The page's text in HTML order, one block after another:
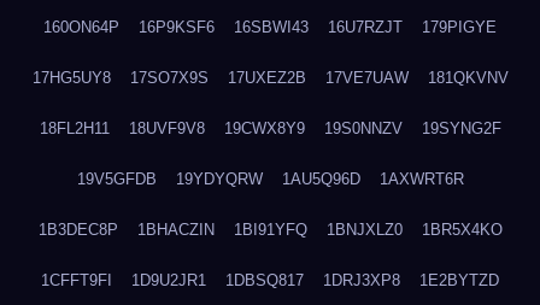
160ON64P 16P9KSF6 16SBWI43 16U7RZJT 179PIGYE
17HG5UY8 17SO7X9S 17UXEZ2B 17VE7UAW 181QKVNV
18FL2H11 18UVF9V8 19CWX8Y9 19S0NNZV 19SYNG2F
19V5GFDB 19YDYQRW 1AU5Q96D 1AXWRT6R
1B3DEC8P 1BHACZIN 1BI91YFQ 1BNJXLZ0 1BR5X4KO
1CFFT9FI 1D9U2JR1 1DBSQ817 1DRJ3XP8 1E2BYTZD